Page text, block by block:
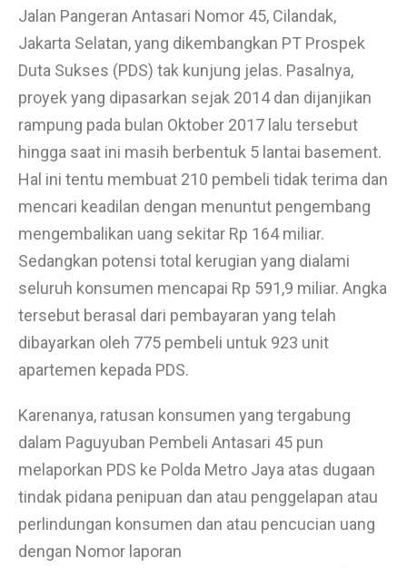
Jalan Pangeran Antasari Nomor 45, Cilandak,
Jakarta Selatan, yang dikembangkan PT Prospek
Duta Sukses (PDS) tak kunjung jelas. Pasalnya,
proyek yang dipasarkan sejak 2014 dan dijanjikan
rampung pada bulan Oktober 2017 lalu tersebut
hingga saat ini masih berbentuk 5 lantai basement.
Hal ini tentu membuat 210 pembeli tidak terima dan
mencari keadilan dengan menuntut pengembang
mengembalikan uang sekitar Rp 164 miliar.
Sedangkan potensi total kerugian yang dialami
seluruh konsumen mencapai Rp 591,9 miliar. Angka
tersebut berasal dari pembayaran yang telah
dibayarkan oleh 775 pembeli untuk 923 unit
apartemen kepada PDS.
Karenanya, ratusan konsumen yang tergabung
dalam Paguyuban Pembeli Antasari 45 pun
melaporkan PDS ke Polda Metro Jaya atas dugaan
tindak pidana penipuan dan atau penggelapan atau
perlindungan konsumen dan atau pencucian uang
dengan Nomor laporan